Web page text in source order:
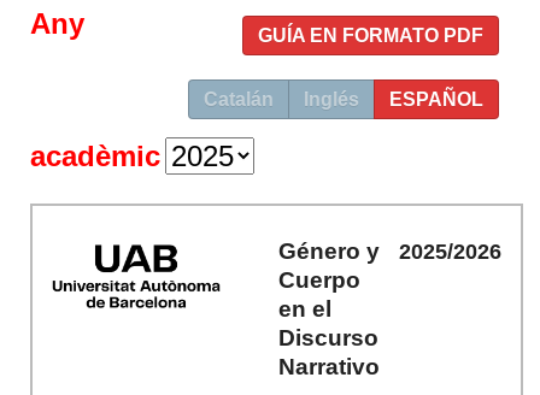
GUÍA EN FORMATO PDF
Catalán Inglés ESPAÑOL
Any
acadèmic
Género y
Cuerpo
en el
Discurso
Narrativo
2025/2026